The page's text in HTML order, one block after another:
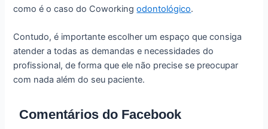
como é o caso do Coworkingodontológico.
Contudo, é importante escolher um espaço que consiga
atender a todas as demandas e necessidades do
profissional, de forma que ele não precise se preocupar
com nada além do seu paciente.
Comentários do Facebook